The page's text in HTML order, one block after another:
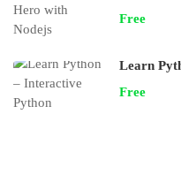
Free
Learn
Free